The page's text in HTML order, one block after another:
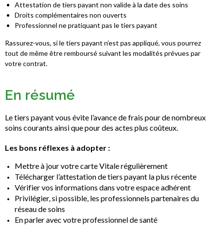
Attestation de tiers payant non valide à la date des soins
Droits complémentaires non ouverts
Professionnel ne pratiquant pas le tiers payant
Rassurez-vous, si le tiers payant n’est pas appliqué, vous pourrez
tout de même être remboursé suivant les modalités prévues par
votre contrat.
En résumé
Le tiers payantvous évite l’avance de frais pour de nombreux
soins courants ainsi que pour des actes plus coûteux.
Les bons réflexes à adopter :
Mettre à jour votre carte Vitale régulièrement
Télécharger l’attestation de tiers payant la plus récente
Vérifier vos informations dans votre espace adhérent
Privilégier, si possible, les professionnels partenaires du
réseau de soins
En parler avec votre professionnel de santé